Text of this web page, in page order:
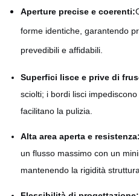
Aperture precise e coerenti:
forme identiche, garantendo
prevedibili e affidabili.
Superfici lisce e prive di
sciolti; i bordi lisci
facilitano la pulizia.
Alta area aperta e resistenza:
un flusso massimo con un
mantenendo la rigidità